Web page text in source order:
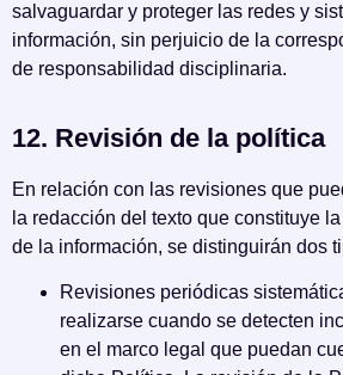
salvaguardar y proteger las redes y
información, sin perjuicio de la
de responsabilidad disciplinaria.
12. Revisión de la política
En relación con las revisiones que
la redacción del texto que constituye
de la información, se distinguirán dos
Revisiones periódicas
realizarse cuando se detecten
en el marco legal que puedan